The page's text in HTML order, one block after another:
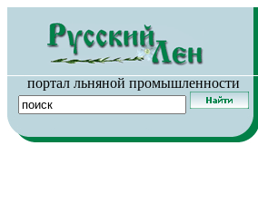
портал льняной промышленности